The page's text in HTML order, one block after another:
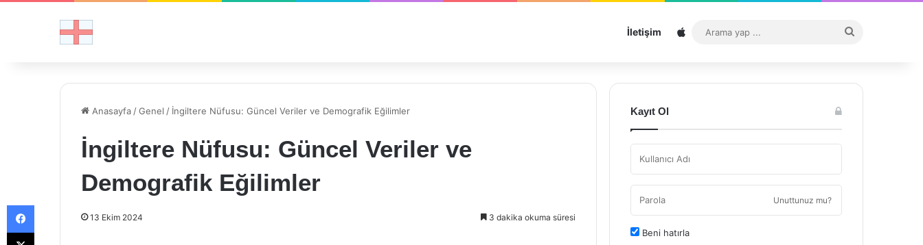
İletişim Sitemap
...
Anasayfa /Genel / İngiltere Nüfusu: Güncel Veriler ve Demografik Eğilimler
İngiltere Nüfusu: Güncel Veriler ve
Demografik Eğilimler
13 Ekim 2024 3 dakika okuma süresi
Kayıt Ol
Unuttunuz mu?
Beni hatırla
Facebook
X